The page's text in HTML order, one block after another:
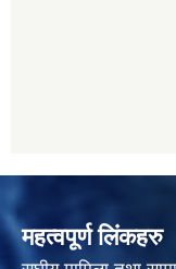
महत्वपूर्ण लिंकहरु